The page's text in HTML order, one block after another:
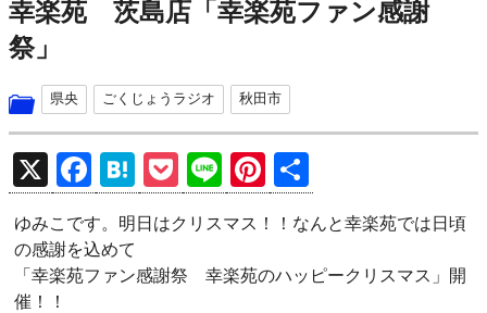
幸楽苑 茨島店「幸楽苑ファン感謝
祭」
県央 ごくじょうラジオ 秋田市
X
F
a
ce
b
H
at
e
n
P
o
ck
et
Li
n
e
Pi
nt
er
es
有
ゆみこです。明日はクリスマス！！なんと幸楽苑では日頃
の感謝を込めて
「幸楽苑ファン感謝祭 幸楽苑のハッピークリスマス」開
催！！